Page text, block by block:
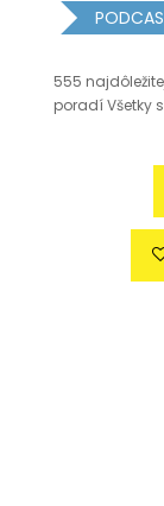
555
poradí Všetky